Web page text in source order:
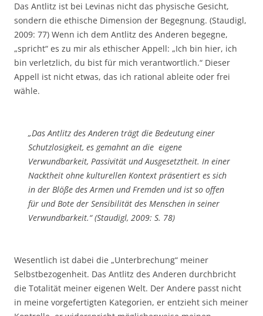
Das Antlitz ist bei Levinas nicht das physische Gesicht,
sondern die ethische Dimension der Begegnung. (Staudigl,
2009: 77) Wenn ich dem Antlitz des Anderen begegne,
„spricht“ es zu mir als ethischer Appell: „Ich bin hier, ich
bin verletzlich, du bist für mich verantwortlich.“ Dieser
Appell ist nicht etwas, das ich rational ableite oder frei
wähle.
„Das Antlitz des Anderen trägt die Bedeutung einer
Schutzlosigkeit, es gemahnt an die eigene
Verwundbarkeit, Passivität und Ausgesetztheit. In einer
Nacktheit ohne kulturellen Kontext präsentiert es sich
in der Blöße des Armen und Fremden und ist so offen
für und Bote der Sensibilität des Menschen in seiner
Verwundbarkeit.“ (Staudigl, 2009: S. 78)
Wesentlich ist dabei die „Unterbrechung“ meiner
Selbstbezogenheit. Das Antlitz des Anderen durchbricht
die Totalität meiner eigenen Welt. Der Andere passt nicht
in meine vorgefertigten Kategorien, er entzieht sich meiner